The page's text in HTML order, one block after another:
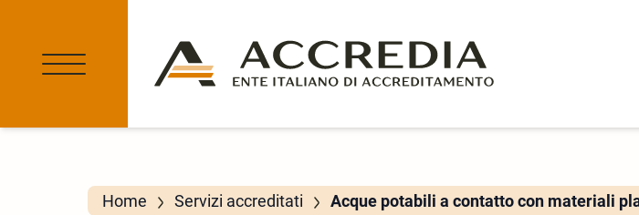
Home Servizi accreditati Acque potabili a contatto con materiali